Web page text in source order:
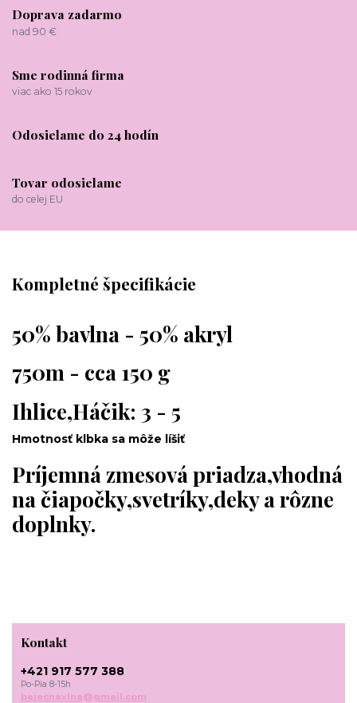
Doprava zadarmo
nad 90 €
Sme rodinná firma
viac ako 15 rokov
Odosielame do 24 hodín
Tovar odosielame
do celej EU
Kompletné špecifikácie
50% bavlna - 50% akryl
750m - cca 150 g
Ihlice,Háčik: 3 - 5
Hmotnosť klbka sa môže líšiť
Príjemná zmesová priadza,vhodná
na čiapočky,svetríky,deky a rôzne
doplnky.
Kontakt
+421 917 577 388
Po-Pia 8-15h
bajecnavlna@gmail.com